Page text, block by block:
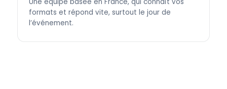
formats et répond vite, surtout le jour de
l’événement.